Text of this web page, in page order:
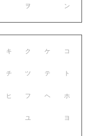
ヲ ン
キ ク ケ コ
チ ツ テ ト
ヒ フ ヘ ホ
ユ ヨ